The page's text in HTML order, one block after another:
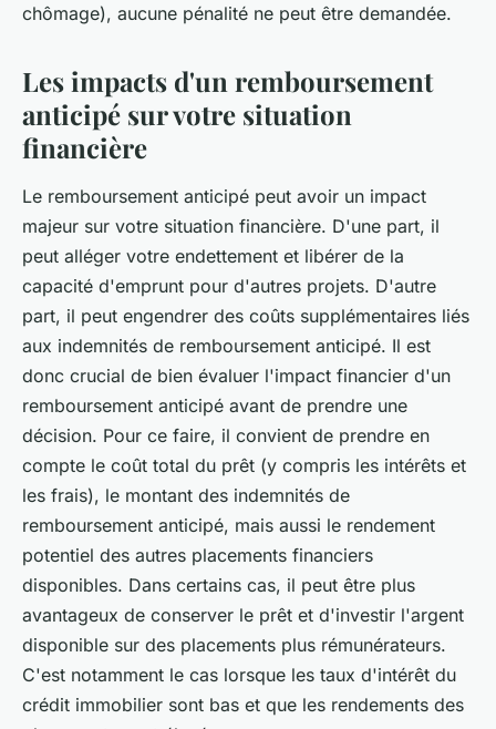
chômage), aucune pénalité ne peut être demandée.
Les impacts d'un remboursement
anticipé sur votre situation
financière
Le remboursement anticipé peut avoir un impact
majeur sur votre situation financière. D'une part, il
peut alléger votre endettement et libérer de la
capacité d'emprunt pour d'autres projets. D'autre
part, il peut engendrer des coûts supplémentaires liés
aux indemnités de remboursement anticipé. Il est
donc crucial de bien évaluer l'impact financier d'un
remboursement anticipé avant de prendre une
décision. Pour ce faire, il convient de prendre en
compte le coût total du prêt (y compris les intérêts et
les frais), le montant des indemnités de
remboursement anticipé, mais aussi le rendement
potentiel des autres placements financiers
disponibles. Dans certains cas, il peut être plus
avantageux de conserver le prêt et d'investir l'argent
disponible sur des placements plus rémunérateurs.
C'est notamment le cas lorsque les taux d'intérêt du
crédit immobilier sont bas et que les rendements des